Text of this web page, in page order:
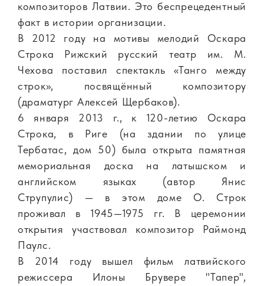
композиторов Латвии. Это беспрецедентный
факт в истории организации.
В 2012 году на мотивы мелодий Оскара
Строка Рижский русский театр им. М.
Чехова поставил спектакль «Танго между
строк», посвящённый композитору
(драматург Алексей Щербаков).
6 января 2013 г., к 120-летию Оскара
Строка, в Риге (на здании по улице
Тербатас, дом 50) была открыта памятная
мемориальная доска на латышском и
английском языках (автор Янис
Струпулис) — в этом доме О. Строк
проживал в 1945—1975 гг. В церемонии
открытия участвовал композитор Раймонд
Паулс.
В 2014 году вышел фильм латвийского
режиссера Илоны Брувере "Тапер",